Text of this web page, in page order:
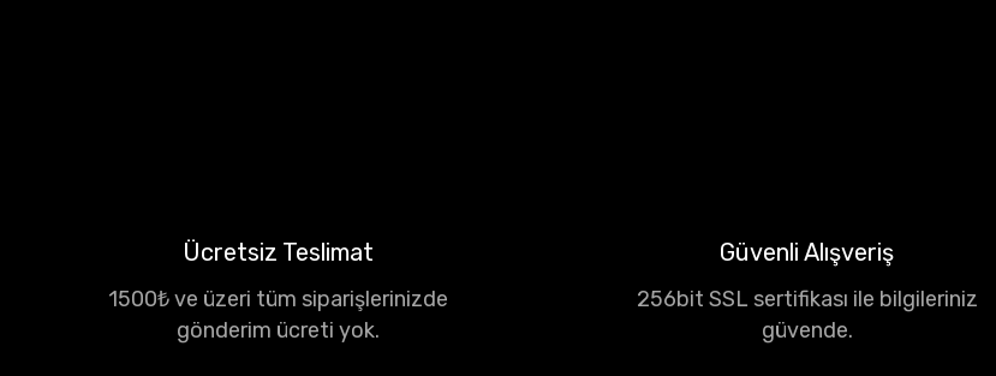
Ücretsiz Teslimat
1500₺ ve üzeri tüm siparişlerinizde
gönderim ücreti yok.
Güvenli Alışveriş
256bit SSL sertifikası ile bilgileriniz
güvende.